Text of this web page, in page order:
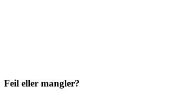
Feil eller mangler?